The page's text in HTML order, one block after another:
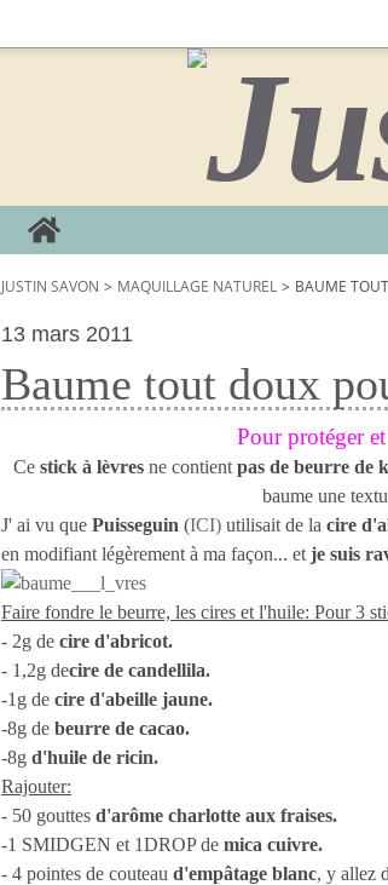
Home
JUSTIN SAVON > MAQUILLAGE NATUREL > BAUME
13 mars 2011
Baume tout doux
Pour protéger
Ce stick à lèvres ne contient pas de beurre de
baume une
J' ai vu que Puisseguin (ICI) utilisait de la cire
en modifiant légèrement à ma façon... et je suis
Faire fondre le beurre, les cires et l'huile: Pour 3
- 2g de cire d'abricot.
- 1,2g decire de candellila.
-1g de cire d'abeille jaune.
-8g de beurre de cacao.
-8g d'huile de ricin.
Rajouter:
- 50 gouttes d'arôme charlotte aux fraises.
-1 SMIDGEN et 1DROP de mica cuivre.
- 4 pointes de couteau d'empâtage blanc, y allez